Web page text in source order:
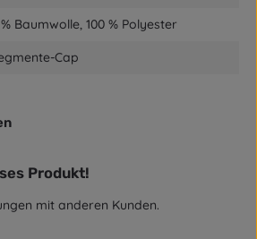
Baumwolle, 100 % Polyester
Cap
von 0 von 5 Sternen
Produkt!
mit anderen Kunden.